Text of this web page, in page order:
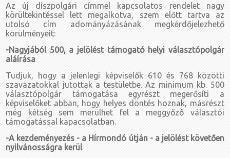
Az új díszpolgári címmel kapcsolatos rendelet nagy
körültekintéssel lett megalkotva, szem előtt tartva az
utolsó cím adományázásának megkérdőjelezhető
körülményeit:
-Nagyjából 500, a jelölést támogató helyi választópolgár
aláírása
Tudjuk, hogy a jelenlegi képviselők 610 és 768 közötti
szavazatokkal jutottak a testületbe. Az minimum kb. 500
választópolgár támogatása egyrészt megerősíti a
képviselőket abban, hogy helyes döntés hoznak, másrészt
még kétség sem merülhet fel a meggyőző választói
támogatással kapacsolatban.
-A kezdeményezés - a Hírmondó útján - a jelölést követően
nyilvánosságra kerül